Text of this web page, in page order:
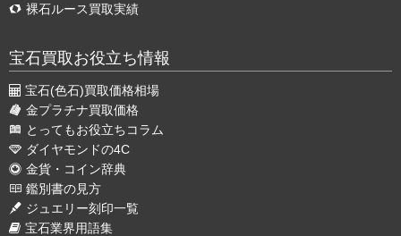
裸石ルース買取実績
宝石買取お役立ち情報
宝石(色石)買取価格相場
金プラチナ買取価格
とってもお役立ちコラム
ダイヤモンドの4C
金貨・コイン辞典
鑑別書の見方
ジュエリー刻印一覧
宝石業界用語集